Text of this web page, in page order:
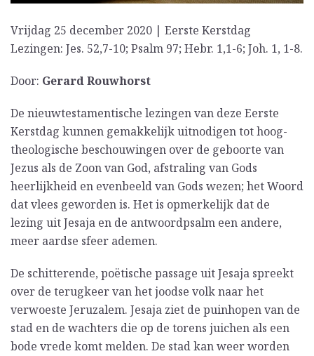
Vrijdag 25 december 2020 | Eerste Kerstdag
Lezingen: Jes. 52,7-10; Psalm 97; Hebr. 1,1-6; Joh. 1, 1-8.
Door: Gerard Rouwhorst
De nieuwtestamentische lezingen van deze Eerste
Kerstdag kunnen gemakkelijk uitnodigen tot hoog-
theologische beschouwingen over de geboorte van
Jezus als de Zoon van God, afstraling van Gods
heerlijkheid en evenbeeld van Gods wezen; het Woord
dat vlees geworden is. Het is opmerkelijk dat de
lezing uit Jesaja en de antwoordpsalm een andere,
meer aardse sfeer ademen.
De schitterende, poëtische passage uit Jesaja spreekt
over de terugkeer van het joodse volk naar het
verwoeste Jeruzalem. Jesaja ziet de puinhopen van de
stad en de wachters die op de torens juichen als een
bode vrede komt melden. De stad kan weer worden